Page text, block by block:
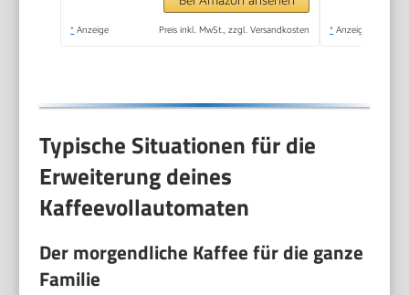
Schwarz - INKLUSIVE
* Anzeige Preis inkl. MwSt., zzgl. Versandkosten * Anzeige
Typische Situationen für die
Erweiterung deines
Kaffeevollautomaten
Der morgendliche Kaffee für die ganze
Familie